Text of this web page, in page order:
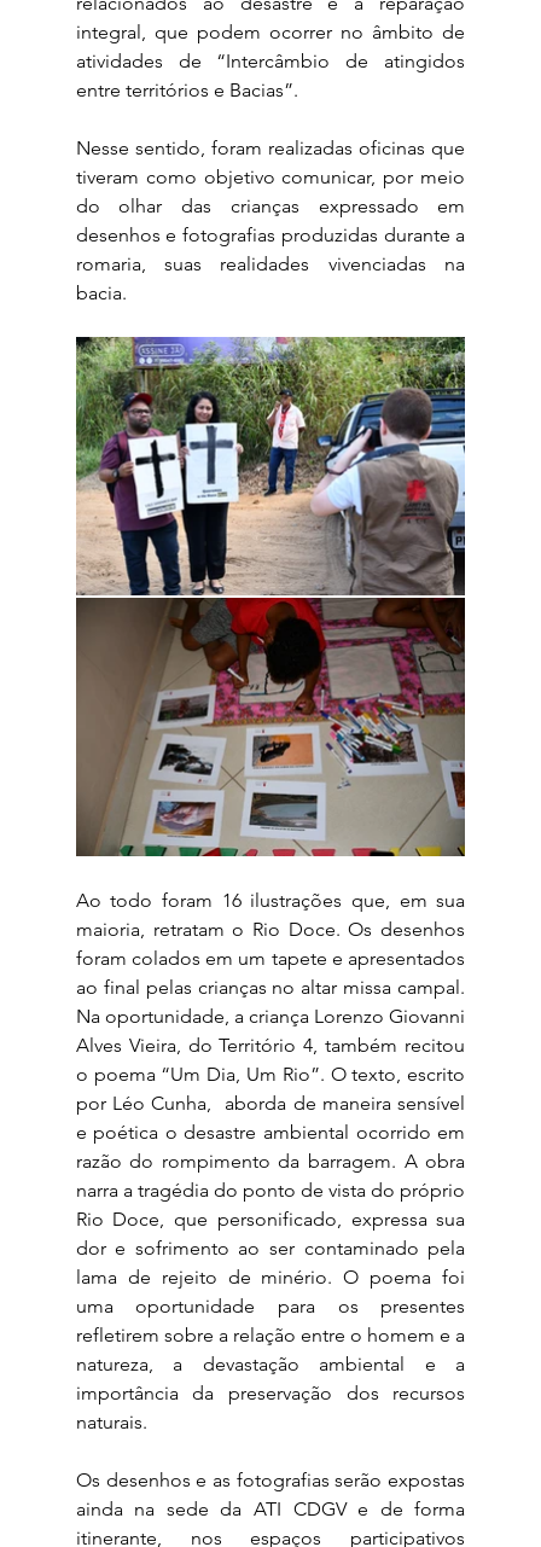
integral, que podem ocorrer no âmbito de
atividades de “Intercâmbio de atingidos
entre territórios e Bacias”.
Nesse sentido, foram realizadas oficinas que
tiveram como objetivo comunicar, por meio
do olhar das crianças expressado em
desenhos e fotografias produzidas durante a
romaria, suas realidades vivenciadas na
bacia.
Ao todo foram 16 ilustrações que, em sua
maioria, retratam o Rio Doce. Os desenhos
foram colados em um tapete e apresentados
ao final pelas crianças no altar missa campal.
Na oportunidade, a criança Lorenzo Giovanni
Alves Vieira, do Território 4, também recitou
o poema “Um Dia, Um Rio”. O texto, escrito
por Léo Cunha,  aborda de maneira sensível
e poética o desastre ambiental ocorrido em
razão do rompimento da barragem. A obra
narra a tragédia do ponto de vista do próprio
Rio Doce, que personificado, expressa sua
dor e sofrimento ao ser contaminado pela
lama de rejeito de minério. O poema foi
uma oportunidade para os presentes
refletirem sobre a relação entre o homem e a
natureza, a devastação ambiental e a
importância da preservação dos recursos
naturais.
Os desenhos e as fotografias serão expostas
ainda na sede da ATI CDGV e de forma
itinerante, nos espaços participativos